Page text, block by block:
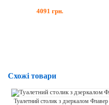
4091 грн.
Схожі товари
Туалетний столик з дзеркалом Флавер